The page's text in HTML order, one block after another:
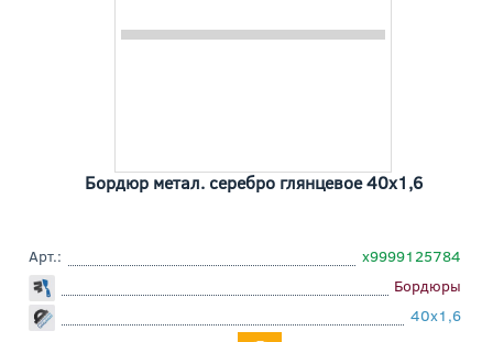
Бордюр метал. серебро глянцевое 40x1,6
Арт.:
х9999125784
Бордюры
40x1,6